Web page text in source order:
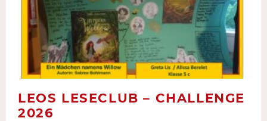
LEOS LESECLUB – CHALLENGE
2026